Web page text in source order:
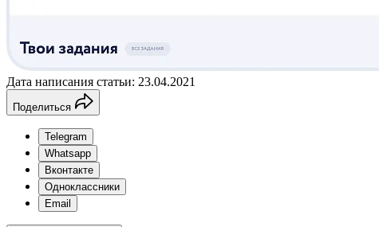
Дата написания статьи: 23.04.2021
Поделиться
Telegram
Whatsapp
Вконтакте
Одноклассники
Email